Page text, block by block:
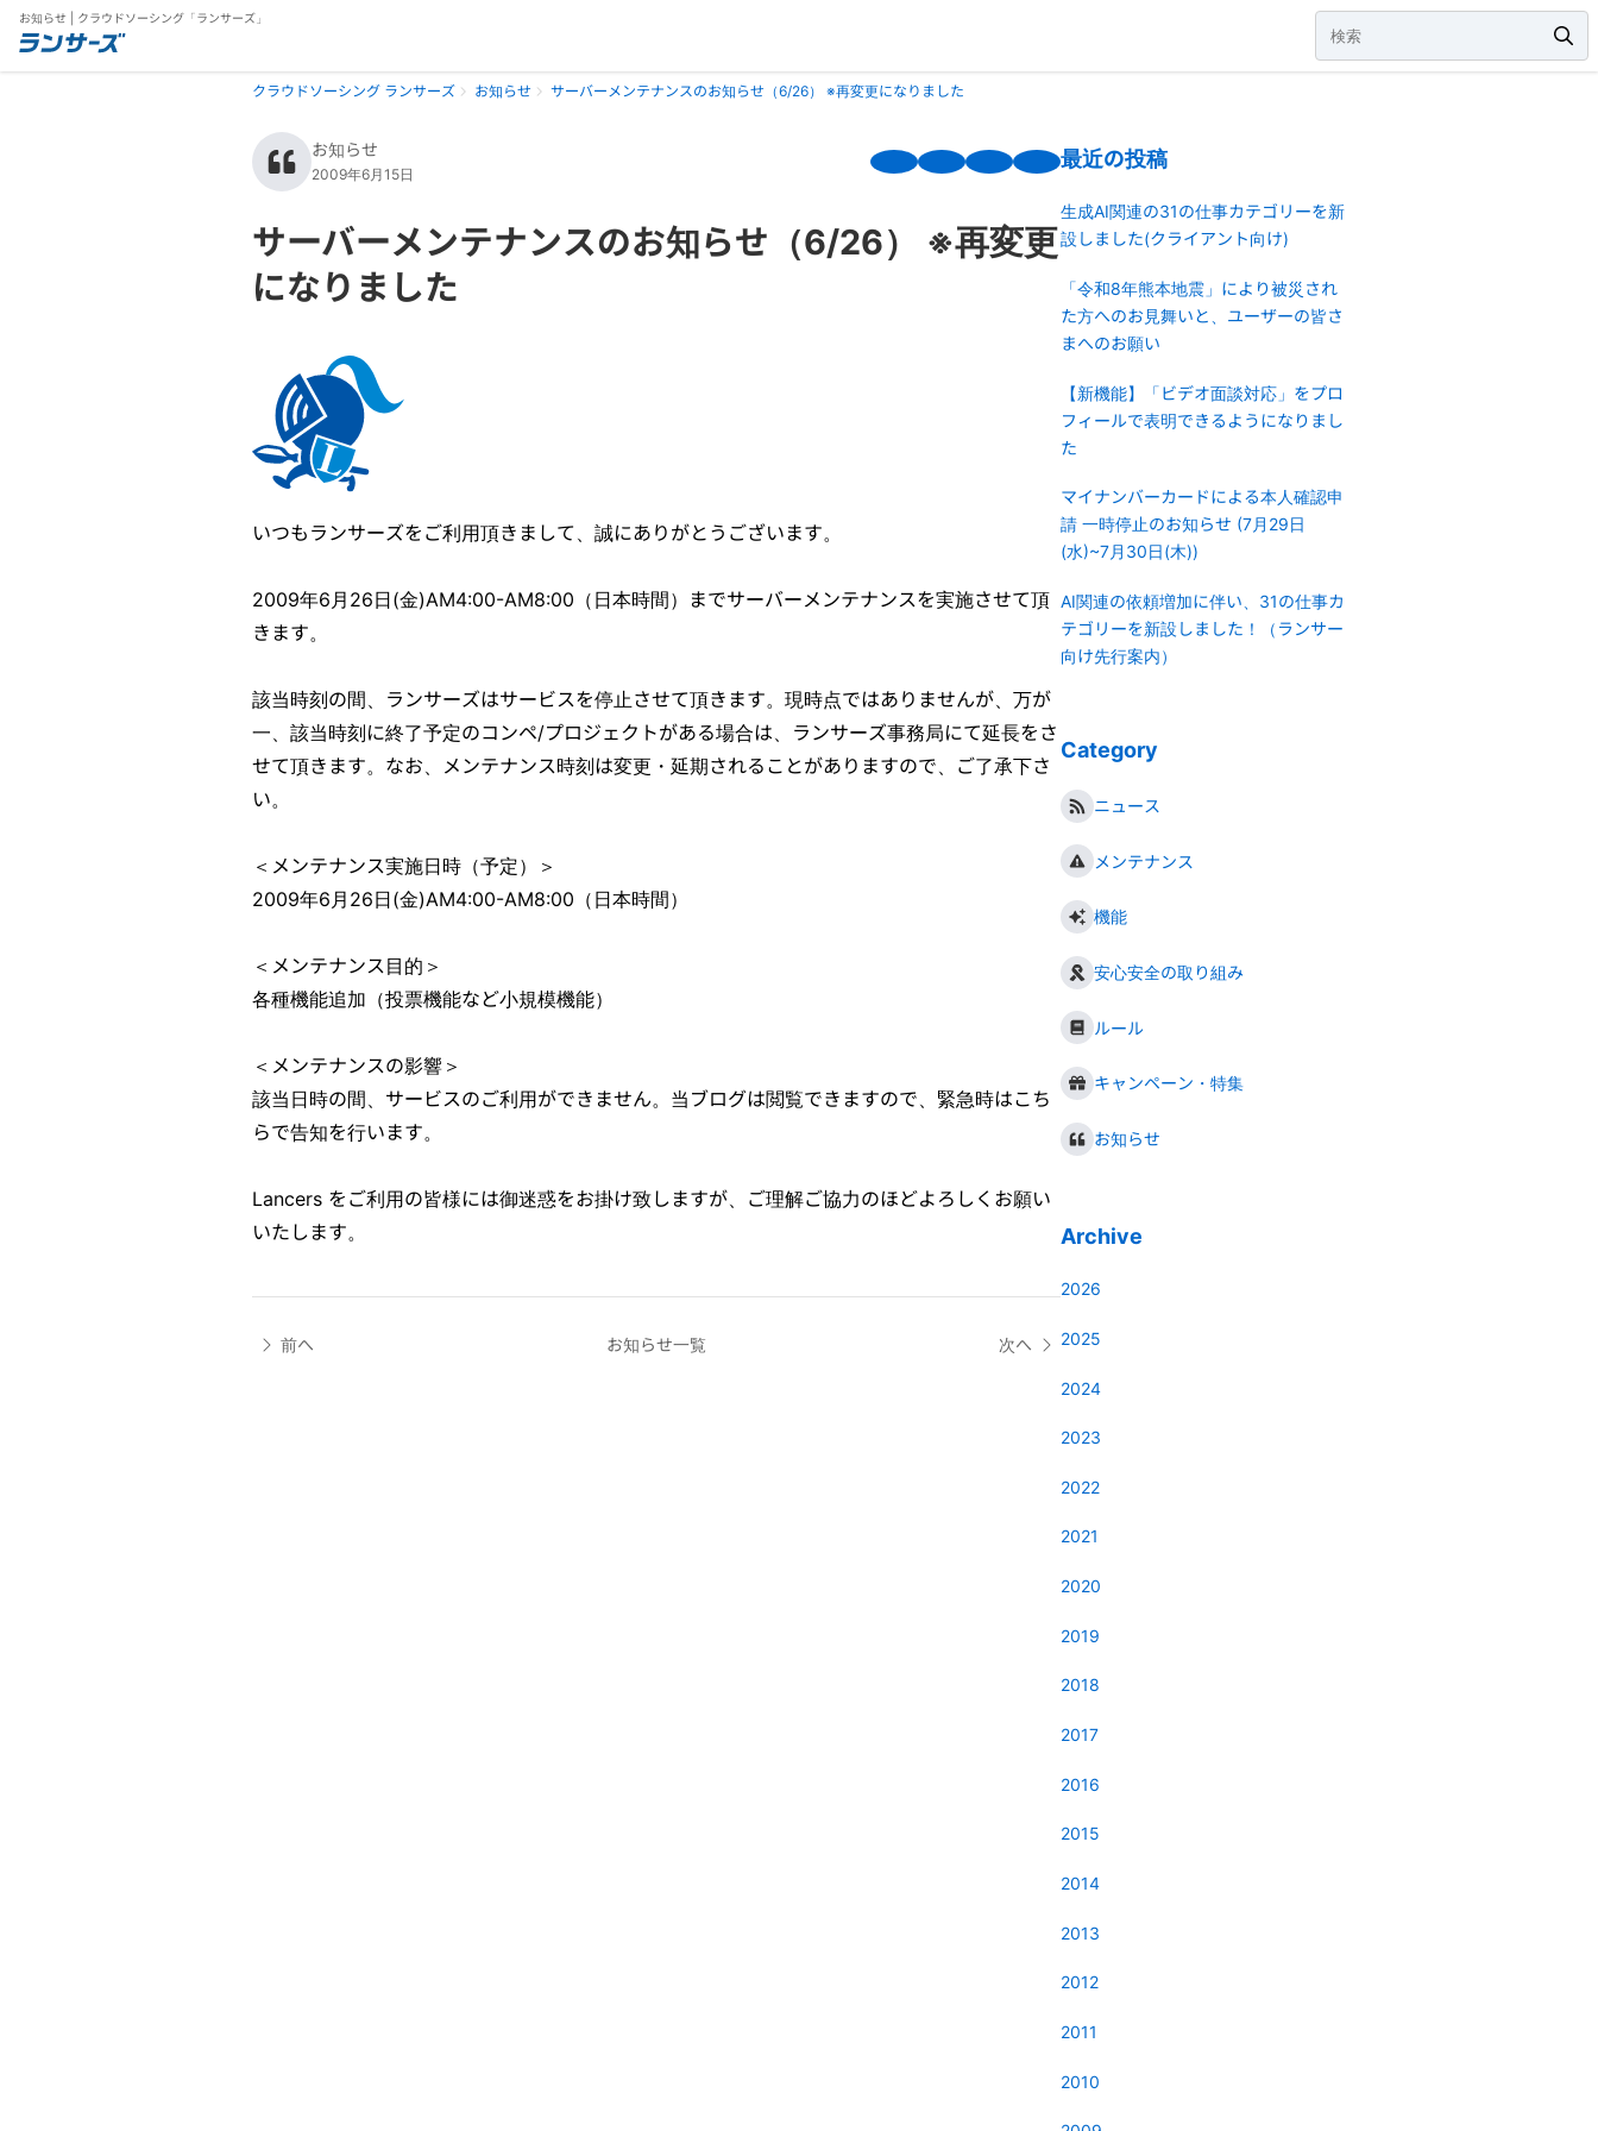
お知らせ | クラウドソーシング「ランサーズ」
クラウドソーシング ランサーズ お知らせ サーバーメンテナンスのお知らせ（6/26） ※再変更になりました
お知らせ
2009年6月15日
サーバーメンテナンスのお知らせ（6/26） ※再変更
になりました
いつもランサーズをご利用頂きまして、誠にありがとうございます。
2009年6月26日(金)AM4:00-AM8:00（日本時間）までサーバーメンテナンスを実施させて頂
きます。
該当時刻の間、ランサーズはサービスを停止させて頂きます。現時点ではありませんが、万が
一、該当時刻に終了予定のコンペ/プロジェクトがある場合は、ランサーズ事務局にて延長をさ
せて頂きます。なお、メンテナンス時刻は変更・延期されることがありますので、ご了承下さ
い。
＜メンテナンス実施日時（予定）＞
2009年6月26日(金)AM4:00-AM8:00（日本時間）
＜メンテナンス目的＞
各種機能追加（投票機能など小規模機能）
＜メンテナンスの影響＞
該当日時の間、サービスのご利用ができません。当ブログは閲覧できますので、緊急時はこち
らで告知を行います。
Lancers をご利用の皆様には御迷惑をお掛け致しますが、ご理解ご協力のほどよろしくお願い
いたします。
前へ お知らせ一覧 次へ
最近の投稿
生成AI関連の31の仕事カテゴリーを新
設しました(クライアント向け)
「令和8年熊本地震」により被災され
た方へのお見舞いと、ユーザーの皆さ
まへのお願い
【新機能】「ビデオ面談対応」をプロ
フィールで表明できるようになりまし
た
マイナンバーカードによる本人確認申
請 一時停止のお知らせ (7月29日
(水)~7月30日(木))
AI関連の依頼増加に伴い、31の仕事カ
テゴリーを新設しました！（ランサー
向け先行案内）
Category
ニュース
メンテナンス
機能
安心安全の取り組み
ルール
キャンペーン・特集
お知らせ
Archive
2026
2025
2024
2023
2022
2021
2020
2019
2018
2017
2016
2015
2014
2013
2012
2011
2010